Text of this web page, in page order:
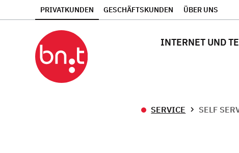
PRIVATKUNDEN GESCHÄFTSKUNDEN ÜBER UNS
INTERNET UND
SERVICE SELF